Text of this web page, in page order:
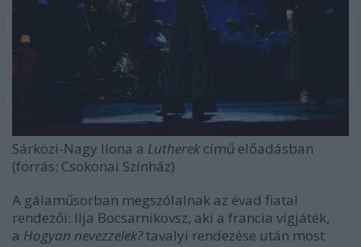
Sárközi-Nagy Ilona a Lutherek című előadásban
(forrás: Csokonai Színház)
A gálaműsorban megszólalnak az évad fiatal
rendezői: Ilja Bocsarnikovsz, aki a francia vígjáték,
a Hogyan nevezzelek?tavalyi rendezése után most